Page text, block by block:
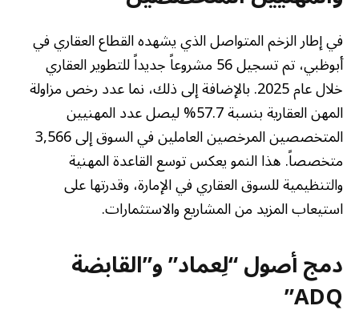
في إطار الزخم المتواصل الذي يشهده القطاع العقاري في
أبوظبي، تم تسجيل 56 مشروعاً جديداً للتطوير العقاري
خلال عام 2025. بالإضافة إلى ذلك، نما عدد رخص مزاولة
المهن العقارية بنسبة 57.7% ليصل عدد المهنيين
المتخصصين المرخصين العاملين في السوق إلى 3,566
متخصصاً. هذا النمو يعكس توسع القاعدة المهنية
والتنظيمية للسوق العقاري في الإمارة، وقدرتها على
استيعاب المزيد من المشاريع والاستثمارات.
دمج أصول “لِعماد” و”القابضة
ADQ”